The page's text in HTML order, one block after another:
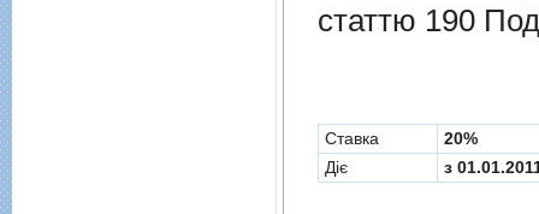
статтю 190
Cтавка
20%
Діє
з